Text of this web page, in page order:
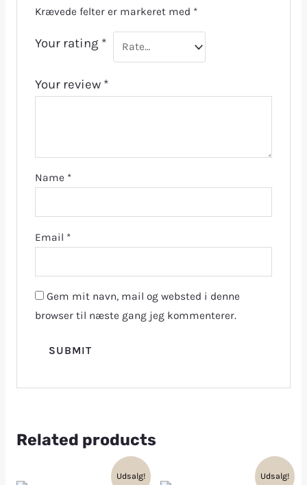
Krævede felter er markeret med *
Your rating *
Your review *
Name *
Email *
Gem mit navn, mail og websted i denne
browser til næste gang jeg kommenterer.
Related products
Udsalg! Udsalg!